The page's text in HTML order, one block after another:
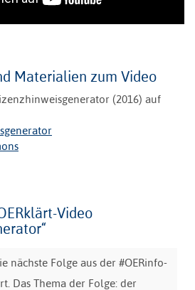
Materialien zum Video
(2016) auf
Video
nächste Folge aus der #OERinfo-
Das Thema der Folge: der